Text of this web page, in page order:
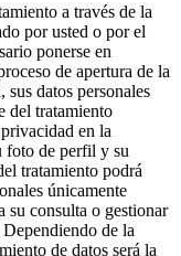
a través de la
por usted o por el
ponerse en
de apertura de la
sus datos personales
del tratamiento
en la
foto de perfil y su
tratamiento podrá
únicamente
su consulta o gestionar
de la
de datos será la